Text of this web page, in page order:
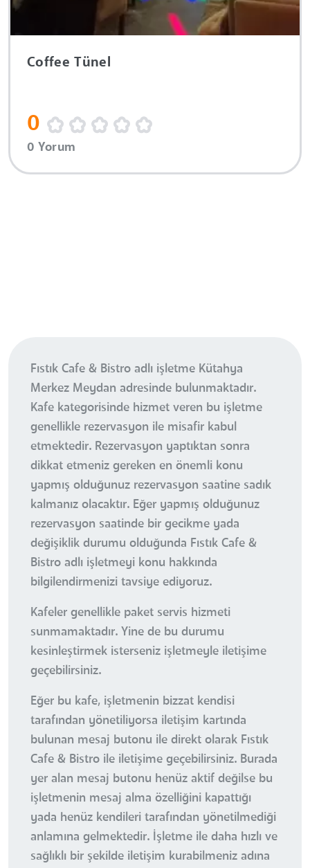
Coffee Tünel
0
0 Yorum
Fıstık Cafe & Bistro adlı işletme Kütahya
Merkez Meydan adresinde bulunmaktadır.
Kafe kategorisinde hizmet veren bu işletme
genellikle rezervasyon ile misafir kabul
etmektedir. Rezervasyon yaptıktan sonra
dikkat etmeniz gereken en önemli konu
yapmış olduğunuz rezervasyon saatine sadık
kalmanız olacaktır. Eğer yapmış olduğunuz
rezervasyon saatinde bir gecikme yada
değişiklik durumu olduğunda Fıstık Cafe &
Bistro adlı işletmeyi konu hakkında
bilgilendirmenizi tavsiye ediyoruz.
Kafeler genellikle paket servis hizmeti
sunmamaktadır. Yine de bu durumu
kesinleştirmek isterseniz işletmeyle iletişime
geçebilirsiniz.
Eğer bu kafe, işletmenin bizzat kendisi
tarafından yönetiliyorsa iletişim kartında
bulunan mesaj butonu ile direkt olarak Fıstık
Cafe & Bistro ile iletişime geçebilirsiniz. Burada
yer alan mesaj butonu henüz aktif değilse bu
işletmenin mesaj alma özelliğini kapattığı
yada henüz kendileri tarafından yönetilmediği
anlamına gelmektedir. İşletme ile daha hızlı ve
sağlıklı bir şekilde iletişim kurabilmeniz adına